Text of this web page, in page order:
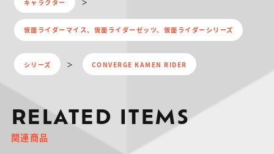
キャラクター
仮面ライダーマイス、仮面ライダーゼッツ、仮面ライダーシリーズ
シリーズ CONVERGE KAMEN RIDER
RELATED ITEMS
関連商品